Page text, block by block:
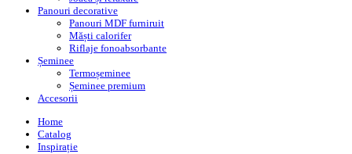
Panouri decorative
Panouri MDF furniruit
Măști calorifer
Riflaje fonoabsorbante
Șeminee
Termoșeminee
Șeminee premium
Accesorii
Home
Catalog
Inspirație